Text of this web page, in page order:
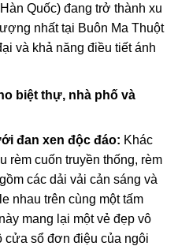
Quốc) đang trở thành xu
nhất tại Buôn Ma Thuột
và khả năng điều tiết ánh
biệt thự, nhà phố và
đan xen độc đáo: Khác
rèm cuốn truyền thống, rèm
các dải vải cản sáng và
nhau trên cùng một tấm
mang lại một vẻ đẹp vô
cửa sổ đơn điệu của ngôi